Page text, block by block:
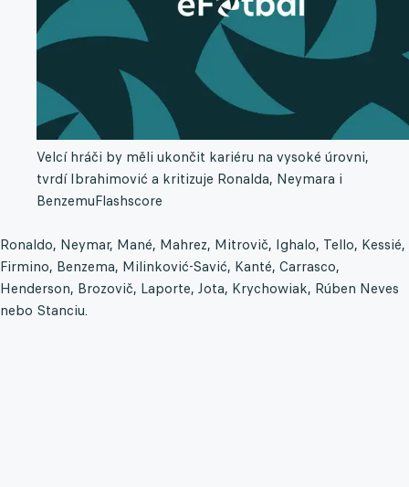
Velcí hráči by měli ukončit kariéru na vysoké úrovni,
tvrdí Ibrahimović a kritizuje Ronalda, Neymara i
BenzemuFlashscore
Ronaldo, Neymar, Mané, Mahrez, Mitrovič, Ighalo, Tello, Kessié,
Firmino, Benzema, Milinković-Savić, Kanté, Carrasco,
Henderson, Brozovič, Laporte, Jota, Krychowiak, Rúben Neves
nebo Stanciu.